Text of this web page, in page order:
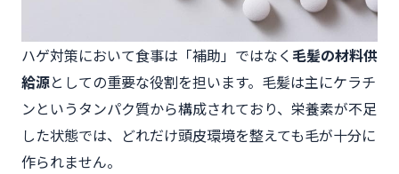
ハゲ対策において食事は「補助」ではなく毛髪の材料供
給源としての重要な役割を担います。毛髪は主にケラチ
ンというタンパク質から構成されており、栄養素が不足
した状態では、どれだけ頭皮環境を整えても毛が十分に
作られません。